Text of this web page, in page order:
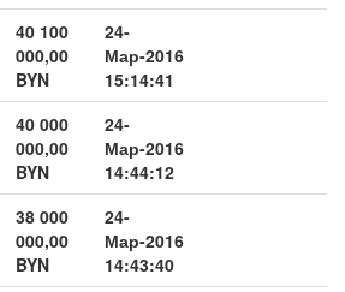
40 100
000,00
BYN
24-
Мар-2016
15:14:41
40 000
000,00
BYN
24-
Мар-2016
14:44:12
38 000
000,00
BYN
24-
Мар-2016
14:43:40